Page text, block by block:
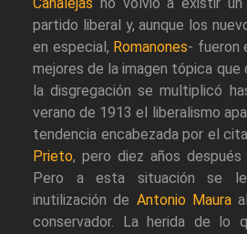
Canalejas no volvió a existir un
partido liberal y, aunque los
en especial, Romanones- fueron
mejores de la imagen tópica que
la disgregación se multiplicó
verano de 1913 el liberalismo
tendencia encabezada por el
Prieto, pero diez años
Pero a esta situación se
inutilización de Antonio Maura
conservador. La herida de lo